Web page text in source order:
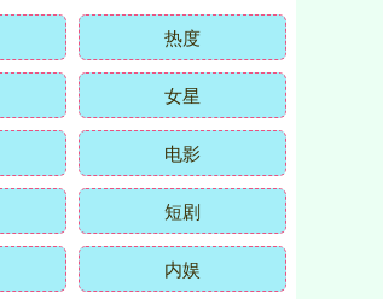
热度
女星
电影
短剧
内娱